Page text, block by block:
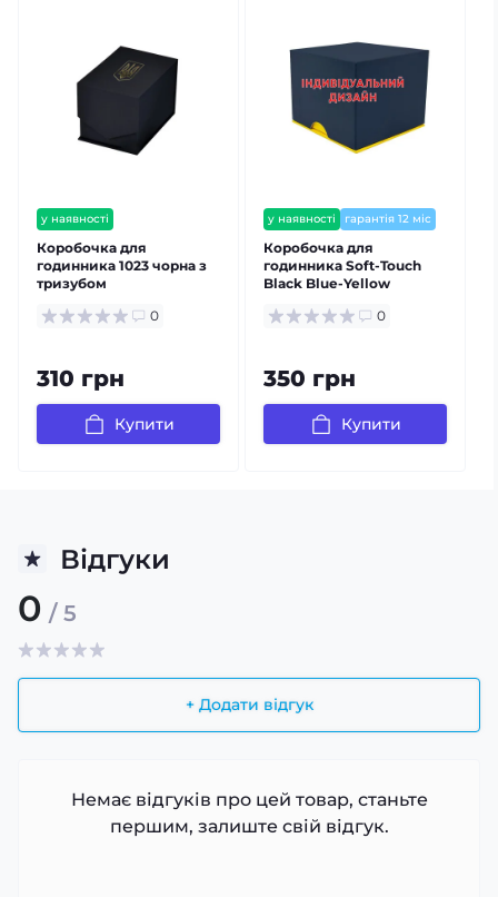
у наявності
залишилось мало
Коробочка для
годинника 1023 чорна з
тризубом
0
310 грн
Купити
у наявності гарантія 12 міс
Коробочка для
годинника Soft-Touch
Black Blue-Yellow
0
350 грн
Купити
Відгуки
0 / 5
+ Додати відгук
Немає відгуків про цей товар, станьте
першим, залиште свій відгук.